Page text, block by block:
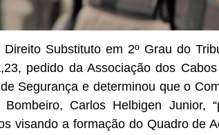
Substituto em 2º Grau do
pedido da Associação dos
Segurança e determinou que o
Bombeiro, Carlos Helbigen Junior,
visando a formação do Quadro de